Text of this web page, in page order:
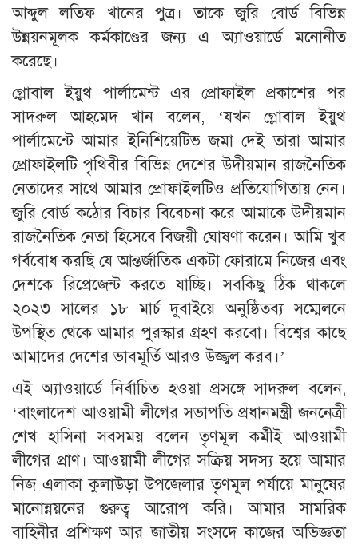
আব্দুল লতিফ খানের পুত্র। তাকে জুরি বোর্ড বিভিন্ন
উন্নয়নমূলক কর্মকাণ্ডের জন্য এ অ্যাওয়ার্ডে মনোনীত
করেছে।
গ্লোবাল ইয়ুথ পার্লামেন্ট এর প্রোফাইল প্রকাশের পর
সাদরুল আহমেদ খান বলেন, ‘যখন গ্লোবাল ইয়ুথ
পার্লামেন্টে আমার ইনিশিয়েটিভ জমা দেই তারা আমার
প্রোফাইলটি পৃথিবীর বিভিন্ন দেশের উদীয়মান রাজনৈতিক
নেতাদের সাথে আমার প্রোফাইলটিও প্রতিযোগিতায় নেন।
জুরি বোর্ড কঠোর বিচার বিবেচনা করে আমাকে উদীয়মান
রাজনৈতিক নেতা হিসেবে বিজয়ী ঘোষণা করেন। আমি খুব
গর্ববোধ করছি যে আন্তর্জাতিক একটা ফোরামে নিজের এবং
দেশকে রিপ্রেজেন্ট করতে যাচ্ছি। সবকিছু ঠিক থাকলে
২০২৩ সালের ১৮ মার্চ দুবাইয়ে অনুষ্ঠিতব্য সম্মেলনে
উপস্থিত থেকে আমার পুরস্কার গ্রহণ করবো। বিশ্বের কাছে
আমাদের দেশের ভাবমূর্তি আরও উজ্জ্বল করব।’
এই অ্যাওয়ার্ডে নির্বাচিত হওয়া প্রসঙ্গে সাদরুল বলেন,
‘বাংলাদেশ আওয়ামী লীগের সভাপতি প্রধানমন্ত্রী জননেত্রী
শেখ হাসিনা সবসময় বলেন তৃণমূল কর্মীই আওয়ামী
লীগের প্রাণ। আওয়ামী লীগের সক্রিয় সদস্য হয়ে আমার
নিজ এলাকা কুলাউড়া উপজেলার তৃণমূল পর্যায়ে মানুষের
মানোন্নয়নের গুরুত্ব আরোপ করি। আমার সামরিক
বাহিনীর প্রশিক্ষণ আর জাতীয় সংসদে কাজের অভিজ্ঞতা